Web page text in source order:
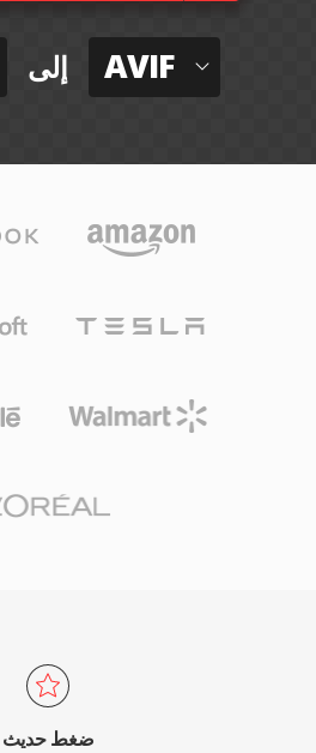
إلى AVIF
ضغط حديث